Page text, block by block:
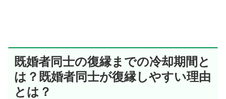
既婚者同士の復縁までの冷却期間と
は？既婚者同士が復縁しやすい理由
とは？